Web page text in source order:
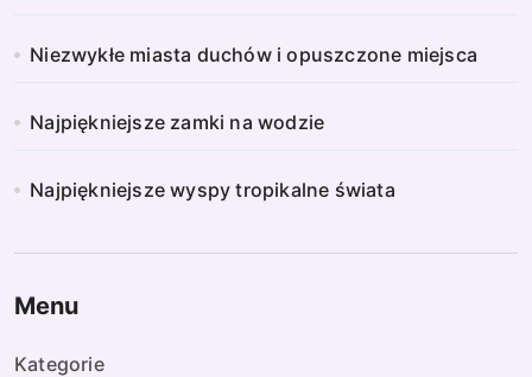
Niezwykłe miasta duchów i opuszczone miejsca
Najpiękniejsze zamki na wodzie
Najpiękniejsze wyspy tropikalne świata
Menu
Kategorie